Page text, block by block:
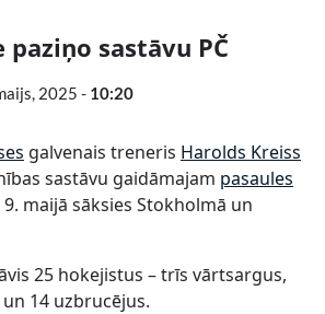
paziņo sastāvu PČ
2025 - 10:20
galvenais treneris Harolds Kreiss
sastāvu gaidāmajam pasaules
9. maijā sāksies Stokholmā un
25 hokejistus – trīs vārtsargus,
14 uzbrucējus.